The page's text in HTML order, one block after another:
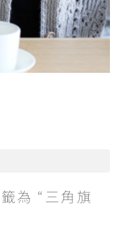
為 “三角旗